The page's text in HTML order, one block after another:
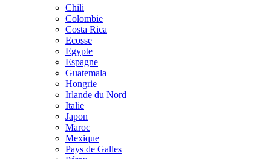
Chili
Colombie
Costa Rica
Ecosse
Egypte
Espagne
Guatemala
Hongrie
Irlande du Nord
Italie
Japon
Maroc
Mexique
Pays de Galles